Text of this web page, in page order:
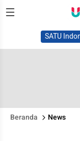
SATU
Beranda News